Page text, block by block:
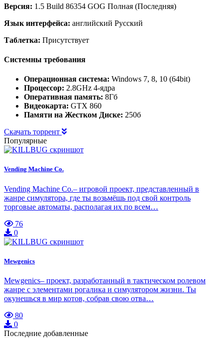
Версия: 1.5 Build 86354 GOG Полная (Последняя)
Язык интерфейса: английский Русский
Таблетка: Присутствует
Системны требования
Операционная система: Windows 7, 8, 10 (64bit)
Процессор: 2.8GHz 4-ядра
Оперативная память: 8Гб
Видеокарта: GTX 860
Памяти на Жестком Диске: 250б
Скачать торрент
Популярные
Vending Machine Co.
Vending Machine Co.– игровой проект, представленный в
жанре симулятора, где ты возьмёшь под свой контроль
торговые автоматы, располагая их по всем…
76
0
Mewgenics
Mewgenics– проект, разработанный в тактическом ролевом
жанре с элементами рогалика и симулятором жизни. Ты
окунешься в мир котов, собрав свою отва…
80
0
Последние добавленные